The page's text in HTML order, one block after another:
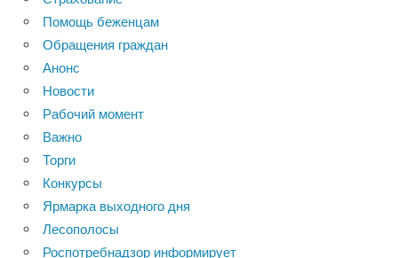
Помощь беженцам
Обращения граждан
Анонс
Новости
Рабочий момент
Важно
Торги
Конкурсы
Ярмарка выходного дня
Лесополосы
Роспотребнадзор информирует